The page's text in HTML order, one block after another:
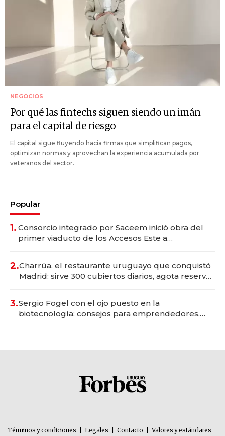
NEGOCIOS
Por qué las fintechs siguen siendo un imán
para el capital de riesgo
El capital sigue fluyendo hacia firmas que simplifican pagos,
optimizan normas y aprovechan la experiencia acumulada por
veteranos del sector.
Popular
1. Consorcio integrado por Saceem inició obra del
primer viaducto de los Accesos Este a
2.Charrúa, el restaurante uruguayo que conquistó
Madrid: sirve 300 cubiertos diarios, agota reservas
3.Sergio Fogel con el ojo puesto en la
biotecnología: consejos para emprendedores,
Términos y condiciones Legales Contacto Valores y estándares